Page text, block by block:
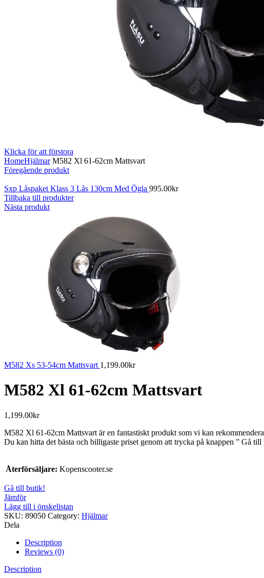
Klicka för att förstora
HomeHjälmarM582 Xl 61-62cm Mattsvart
Föregående produkt
Sxp Låspaket Klass 3 Lås 130cm Med Ögla 995.00kr
Tillbaka till produkter
Nästa produkt
M582 Xs 53-54cm Mattsvart 1,199.00kr
M582 Xl 61-62cm Mattsvart
1,199.00kr
M582 Xl 61-62cm Mattsvart är en fantastiskt produkt som vi kan
Du kan hitta det bästa och billigaste priset genom att trycka på knappen ” Gå
Återförsäljare: Kopenscooter.se
Gå till butik!
Jämför
Lägg till i önskelistan
SKU: 89050 Category: Hjälmar
Dela
Description
Reviews (0)
Description